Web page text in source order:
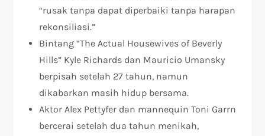
“rusak tanpa dapat diperbaiki tanpa harapan
rekonsiliasi.”
Bintang “The Actual Housewives of Beverly
Hills” Kyle Richards dan Mauricio Umansky
berpisah setelah 27 tahun, namun
dikabarkan masih hidup bersama.
Aktor Alex Pettyfer dan mannequin Toni Garrn
bercerai setelah dua tahun menikah,